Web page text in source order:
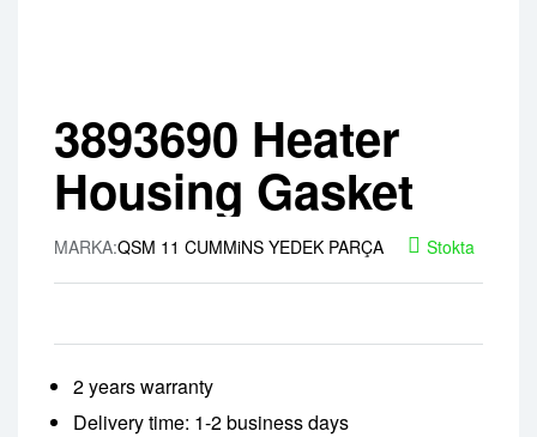
3893690 Heater
Housing Gasket
MARKA:QSM 11 CUMMiNS YEDEK PARÇA Stokta
2 years warranty
Delivery time: 1-2 business days